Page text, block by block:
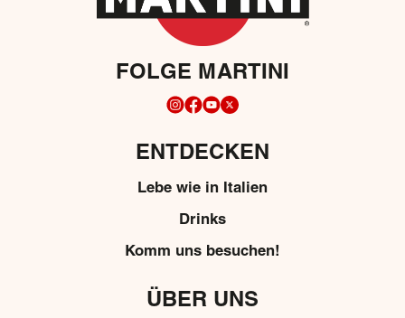
FOLGE MARTINI
ENTDECKEN
Lebe wie in Italien
Drinks
Komm uns besuchen!
ÜBER UNS